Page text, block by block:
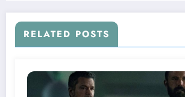
RELATED POSTS